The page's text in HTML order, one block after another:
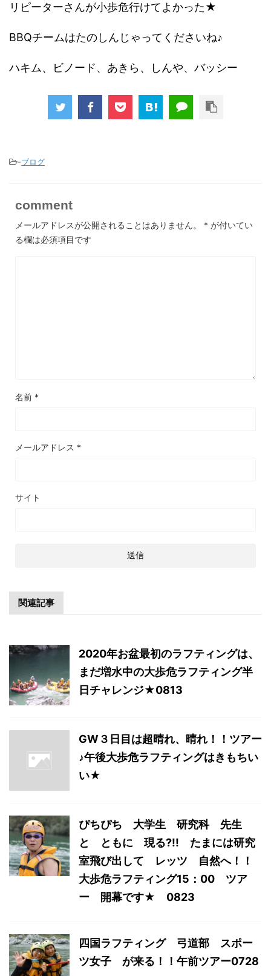
リピーターさんが小歩危行けてよかった★
BBQチームはたのしんじゃってくださいね♪
ハキム、ビノード、あきら、しんや、バッシー
-ブログ
comment
メールアドレスが公開されることはありません。 * が付いてい
る欄は必須項目です
名前 *
メールアドレス *
サイト
関連記事
2020年お盆最初のラフティングは、
まだ増水中の大歩危ラフティング半
日チャレンジ★0813
GW３日目は超晴れ、晴れ！！ツアー
♪午後大歩危ラフティングはきもちい
い★
ぴちぴち 大学生 研究科 先生
と ともに 現る?!! たまには研究
室飛び出して レッツ 自然へ！！
大歩危ラフティング15：00 ツア
ー 開幕です★ 0823
四国ラフティング 弓道部 スポー
ツ女子 が来る！！午前ツアー0728